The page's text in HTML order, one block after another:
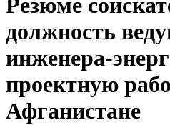
Резюме
должность
инженера-
проектную
Афганистане